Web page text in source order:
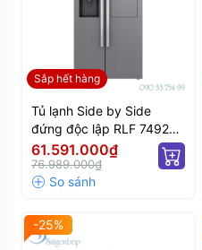
Sắp hết hàng
Tủ lạnh Side by Side
đứng độc lập RLF 74925
SS EU 113430010
61.591.000₫
76.989.000₫
-25%